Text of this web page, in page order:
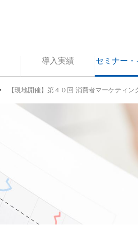
導入実績 セミナー・
【現地開催】第４０回 消費者マーケティン